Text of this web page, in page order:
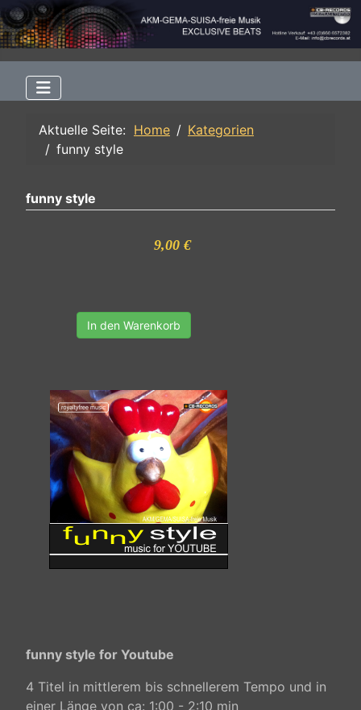
Aktuelle Seite: Home
Kategorien
funny style
funny style
9,00 €
In den Warenkorb
funny style for Youtube
4 Titel in mittlerem bis schnellerem Tempo und in
einer Länge von ca: 1:00 - 2:10 min